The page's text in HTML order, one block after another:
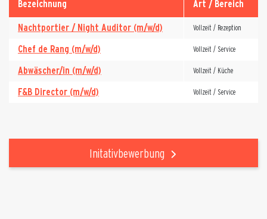
Bezeichnung Art / Bereich
Nachtportier / Night Auditor (m/w/d) Vollzeit / Rezeption
Chef de Rang (m/w/d) Vollzeit / Service
Abwäscher/in (m/w/d) Vollzeit / Küche
F&B Director (m/w/d) Vollzeit / Service
Initativbewerbung